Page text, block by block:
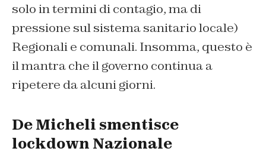
solo in termini di contagio, ma di
pressione sul sistema sanitario locale)
Regionali e comunali. Insomma, questo è
il mantra che il governo continua a
ripetere da alcuni giorni.
De Micheli smentisce
lockdown Nazionale